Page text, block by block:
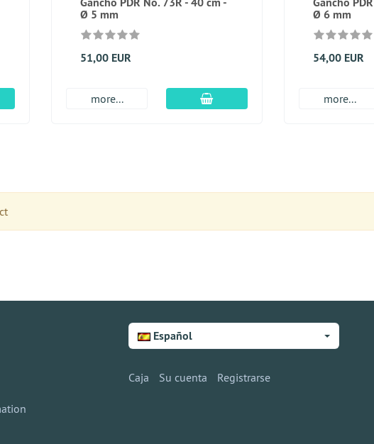
carro de compras
Ø 5 mm
51,00 EUR
more... En el carro de compras
Ø 6 mm
54,00 EUR
more...
Español
Caja Su cuenta Registrarse